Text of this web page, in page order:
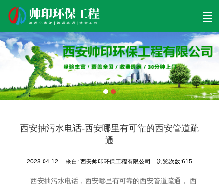
首页 清理工程 清淤工程 污泥工程 清淤检测
西安抽污水电话-西安哪里有可靠的西安管道疏
通
2023-04-12 来自:西安帅印环保工程有限公司 浏览次数:615
西安抽污水电话，西安哪里有可靠的西安管道疏通， 西